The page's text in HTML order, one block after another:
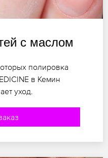
с маслом
полировка
в Кемин
уход.